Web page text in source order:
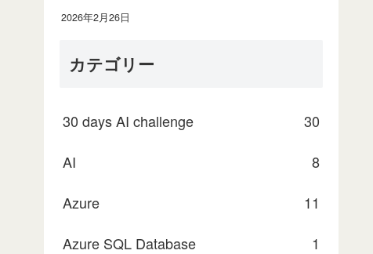
2026年2月26日
カテゴリー
30 days AI challenge
30
AI
8
Azure
11
Azure SQL Database
1